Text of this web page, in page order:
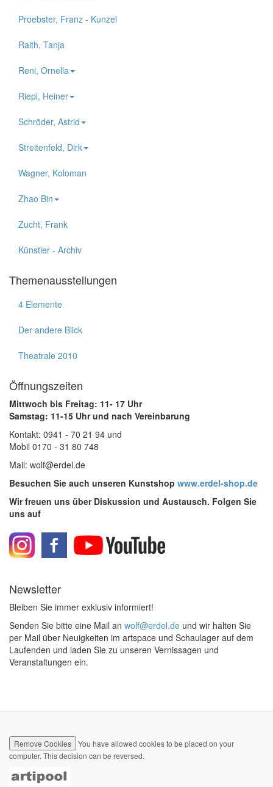
Proebster, Franz - Kunzel
Raith, Tanja
Reni, Ornella
Riepl, Heiner
Schröder, Astrid
Streitenfeld, Dirk
Wagner, Koloman
Zhao Bin
Zucht, Frank
Künstler - Archiv
Themenausstellungen
4 Elemente
Der andere Blick
Theatrale 2010
Öffnungszeiten
Mittwoch bis Freitag: 11- 17 Uhr
Samstag: 11-15 Uhr und nach Vereinbarung
Kontakt: 0941 - 70 21 94 und
Mobil 0170 - 31 80 748
Mail: wolf@erdel.de
Besuchen Sie auch unseren Kunstshop www.erdel-shop.de
Wir freuen uns über Diskussion und Austausch. Folgen Sie
uns auf
Newsletter
Bleiben Sie immer exklusiv informiert!
Senden Sie bitte eine Mail an wolf@erdel.de und wir halten Sie
per Mail über Neuigkeiten im artspace und Schaulager auf dem
Laufenden und laden Sie zu unseren Vernissagen und
Veranstaltungen ein.
Remove Cookies
You have allowed cookies to be placed on your
computer. This decision can be reversed.